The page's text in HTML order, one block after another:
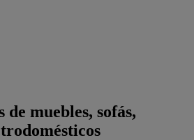
de muebles, sofás,